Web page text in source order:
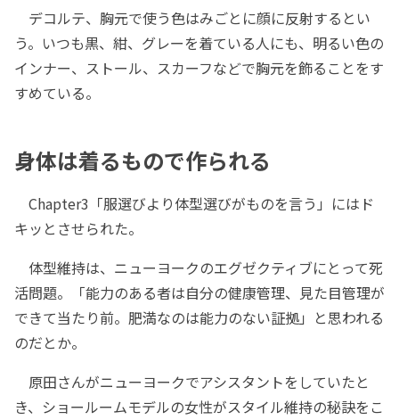
デコルテ、胸元で使う色はみごとに顔に反射するとい
う。いつも黒、紺、グレーを着ている人にも、明るい色の
インナー、ストール、スカーフなどで胸元を飾ることをす
すめている。
身体は着るもので作られる
Chapter3「服選びより体型選びがものを言う」にはド
キッとさせられた。
体型維持は、ニューヨークのエグゼクティブにとって死
活問題。「能力のある者は自分の健康管理、見た目管理が
できて当たり前。肥満なのは能力のない証拠」と思われる
のだとか。
原田さんがニューヨークでアシスタントをしていたと
き、ショールームモデルの女性がスタイル維持の秘訣をこ